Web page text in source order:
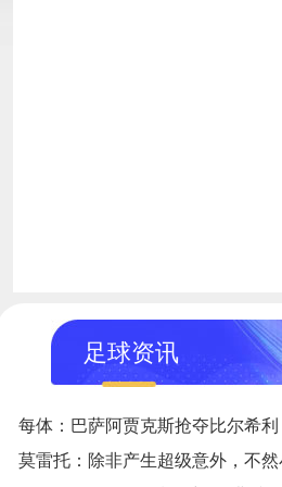
足球资讯
每体：巴萨阿贾克斯抢夺比尔希